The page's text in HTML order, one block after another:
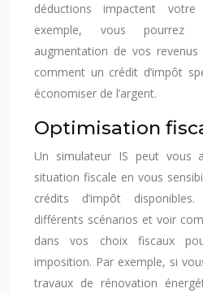
déductions impactent
exemple, vous pourrez
augmentation de vos
comment un crédit d’impôt
économiser de l’argent.
Optimisation
Un simulateur IS peut vous
situation fiscale en vous
crédits d’impôt
différents scénarios et voir
dans vos choix fiscaux
imposition. Par exemple, si
travaux de rénovation